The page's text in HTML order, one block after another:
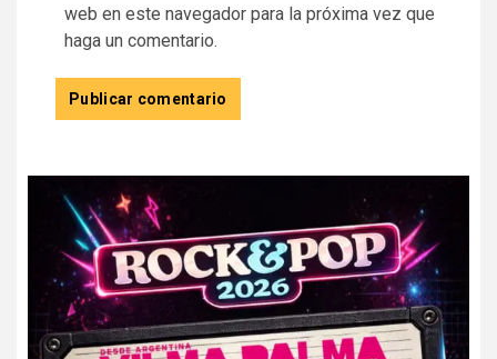
web en este navegador para la próxima vez que
haga un comentario.